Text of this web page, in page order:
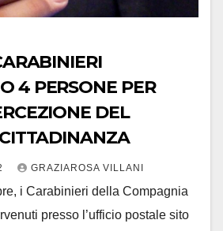
4 PERSONE PER
DEL
GRAZIAROSA VILLANI
i Carabinieri della Compagnia
presso l’ufficio postale sito